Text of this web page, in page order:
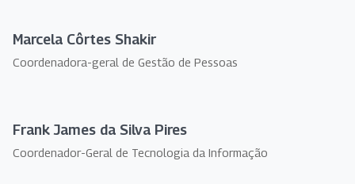
Marcela Côrtes Shakir
Coordenadora-geral de Gestão de Pessoas
Frank James da Silva Pires
Coordenador-Geral de Tecnologia da Informação